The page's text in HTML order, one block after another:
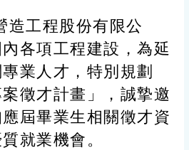
造工程股份有限公
各項工程建設，為延
業人才，特別規劃
案徵才計畫」，誠摯邀
屆畢業生相關徵才資
就業機會。